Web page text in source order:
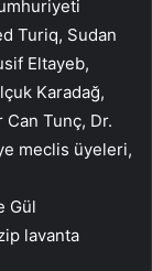
Turiq, Sudan
Eltayeb,
Karadağ,
Tunç, Dr.
meclis üyeleri,
Gül
lavanta